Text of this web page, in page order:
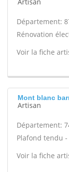
Département:
Rénovation
Voir la fiche
Mont blanc
Artisan
Département:
Plafond tendu -
Voir la fiche